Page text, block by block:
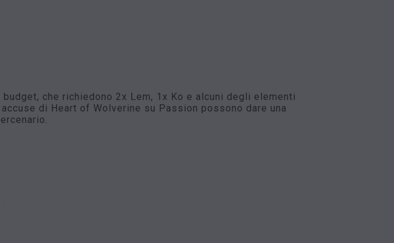
che richiedono 2x Lem, 1x Ko e alcuni degli elementi
di Heart of Wolverine su Passion possono dare una